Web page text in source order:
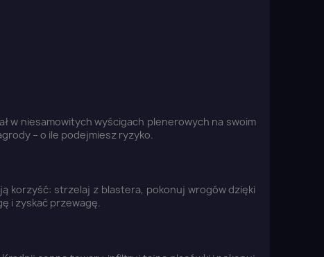
w niesamowitych wyścigach plenerowych na swoim
– o ile podejmiesz ryzyko.
korzyść: strzelaj z blastera, pokonuj wrogów dzięki
i zyskać przewagę.